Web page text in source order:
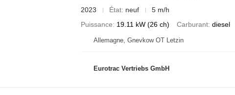
2023
État neuf
5 m/h
Puissance
19.11 kW (26 ch) Carburant diesel
Allemagne, Gnevkow OT Letzin
Eurotrac Vertriebs GmbH